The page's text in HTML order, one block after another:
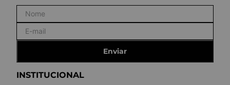
INSTITUCIONAL
Enviar